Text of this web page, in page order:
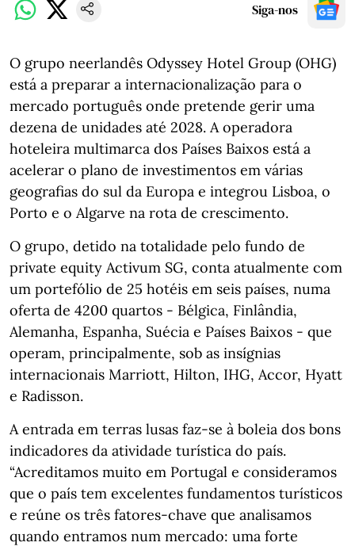
Siga-nos
O grupo neerlandês Odyssey Hotel Group (OHG)
está a preparar a internacionalização para o
mercado português onde pretende gerir uma
dezena de unidades até 2028. A operadora
hoteleira multimarca dos Países Baixos está a
acelerar o plano de investimentos em várias
geografias do sul da Europa e integrou Lisboa, o
Porto e o Algarve na rota de crescimento.
O grupo, detido na totalidade pelo fundo de
private equity Activum SG, conta atualmente com
um portefólio de 25 hotéis em seis países, numa
oferta de 4200 quartos - Bélgica, Finlândia,
Alemanha, Espanha, Suécia e Países Baixos - que
operam, principalmente, sob as insígnias
internacionais Marriott, Hilton, IHG, Accor, Hyatt
e Radisson.
A entrada em terras lusas faz-se à boleia dos bons
indicadores da atividade turística do país.
“Acreditamos muito em Portugal e consideramos
que o país tem excelentes fundamentos turísticos
e reúne os três fatores-chave que analisamos
quando entramos num mercado: uma forte